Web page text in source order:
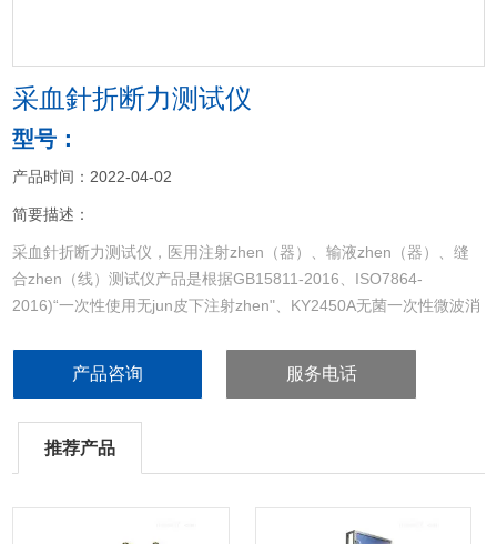
采血針折断力测试仪
型号：
产品时间：2022-04-02
简要描述：
采血針折断力测试仪，医用注射zhen（器）、输液zhen（器）、缝
合zhen（线）测试仪产品是根据GB15811-2016、ISO7864-
2016)“一次性使用无jun皮下注射zhen"、KY2450A无菌一次性微波消
产品咨询 服务电话
推荐产品